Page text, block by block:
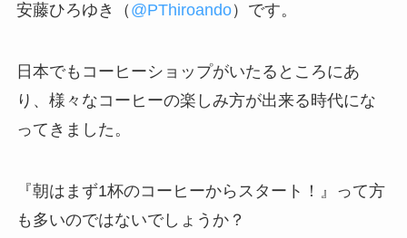
安藤ひろゆき（ @PThiroando）です。
日本でもコーヒーショップがいたるところにあ
り、様々なコーヒーの楽しみ方が出来る時代にな
ってきました。
『朝はまず1杯のコーヒーからスタート！』って方
も多いのではないでしょうか？